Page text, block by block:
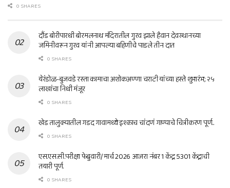
0 SHARES
दौंड बोरीपारधी बोरमलनाथ मंदिरातील गुरव झाले हैवान देवस्थानच्या
जमिनीवरून गुरव यांनी आपल्या बहिणीचे पाडले तीन दात
0 SHARES
येरंडोळ-बुजवडे रस्ता कामाचा अशोकअण्णा चराटी यांच्या हस्ते शुभारंभ; २५
लाखांचा निधी मंजूर
0 SHARES
खेड तालुक्यातील गडद गावामध्ये इश्काच चांदणं गाण्याचे चित्रीकरण पूर्ण..
0 SHARES
एस.एस.सी.परीक्षा फेब्रुवारी/ मार्च 2026 आजरा नंबर 1 केंद्र 5301 केंद्राची
तयारी पूर्ण.
0 SHARES